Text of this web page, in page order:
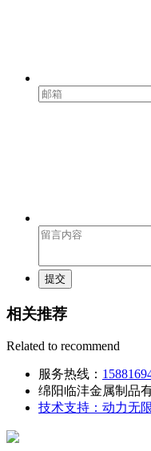
提交
相关推荐
Related to recommend
服务热线：
绵阳临沣金属制品
技术支持：动力无